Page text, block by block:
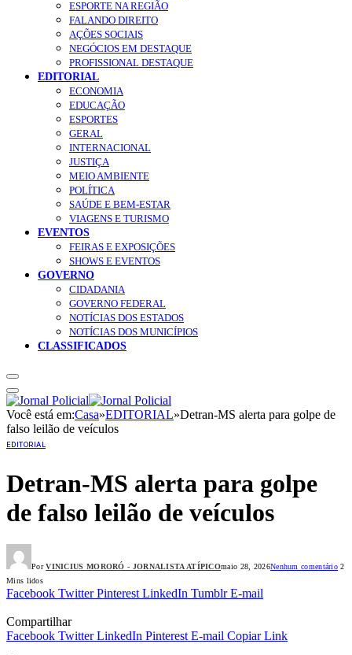
ESPORTE NA REGIÃO
FALANDO DIREITO
AÇÕES SOCIAIS
NEGÓCIOS EM DESTAQUE
PROFISSIONAL DESTAQUE
EDITORIAL
ECONOMIA
EDUCAÇÃO
ESPORTES
GERAL
INTERNACIONAL
JUSTIÇA
MEIO AMBIENTE
POLÍTICA
SAÚDE E BEM-ESTAR
VIAGENS E TURISMO
EVENTOS
FEIRAS E EXPOSIÇÕES
SHOWS E EVENTOS
GOVERNO
CIDADANIA
GOVERNO FEDERAL
NOTÍCIAS DOS ESTADOS
NOTÍCIAS DOS MUNICÍPIOS
CLASSIFICADOS
Você está em:Casa»EDITORIAL»Detran-MS alerta para golpe de
falso leilão de veículos
EDITORIAL
Detran-MS alerta para golpe
de falso leilão de veículos
Por VINICIUS MORORÓ - JORNALISTA ATÍPICOmaio 28, 2026Nenhum comentário 2
Mins lidos
Facebook Twitter Pinterest LinkedIn Tumblr E-mail
Compartilhar
Facebook Twitter LinkedIn Pinterest E-mail Copiar Link